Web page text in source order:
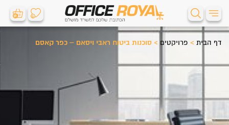
0 0
דף הבית > פרויקטים > סוכנות ביטוח ראבי ויסאם – כפר קאסם